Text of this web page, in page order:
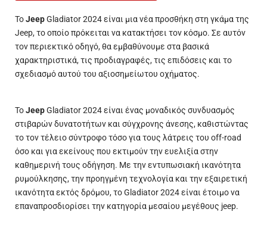
ΤοJeepGladiator 2024 είναι μια νέα προσθήκη στη γκάμα της
Jeep, το οποίο πρόκειται να κατακτήσει τον κόσμο. Σε αυτόν
τον περιεκτικό οδηγό, θα εμβαθύνουμε στα βασικά
χαρακτηριστικά, τις προδιαγραφές, τις επιδόσεις και το
σχεδιασμό αυτού του αξιοσημείωτου οχήματος.
ΤοJeepGladiator 2024 είναι ένας μοναδικός συνδυασμός
στιβαρών δυνατοτήτων και σύγχρονης άνεσης, καθιστώντας
το τον τέλειο σύντροφο τόσο για τους λάτρεις του off-road
όσο και για εκείνους που εκτιμούν τηνευελιξίαστην
καθημερινή τους οδήγηση. Με την εντυπωσιακή ικανότητα
ρυμούλκησης, την προηγμένη τεχνολογία και την εξαιρετική
ικανότητα εκτός δρόμου, το Gladiator 2024 είναι έτοιμο να
επαναπροσδιορίσει την κατηγορία μεσαίου μεγέθους jeep.